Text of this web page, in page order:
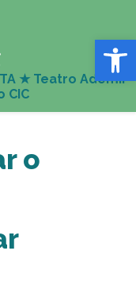
Abrir
o